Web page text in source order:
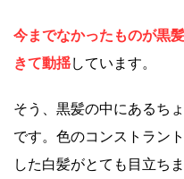
今までなかったものが黒
きて動揺しています。
そう、黒髪の中にあるち
です。色のコンストラン
した白髪がとても目立ち